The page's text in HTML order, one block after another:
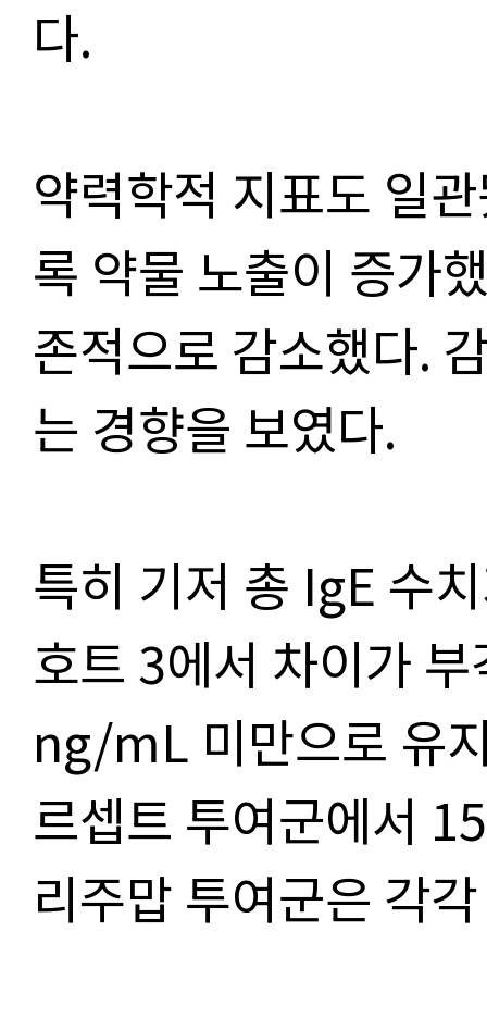
다.
약력학적 지표도 일
록 약물 노출이 증가
존적으로 감소했다.
는 경향을 보였다.
특히 기저 총 IgE 수
호트 3에서 차이가
ng/mL 미만으로 유
르셉트 투여군에서
리주맙 투여군은 각